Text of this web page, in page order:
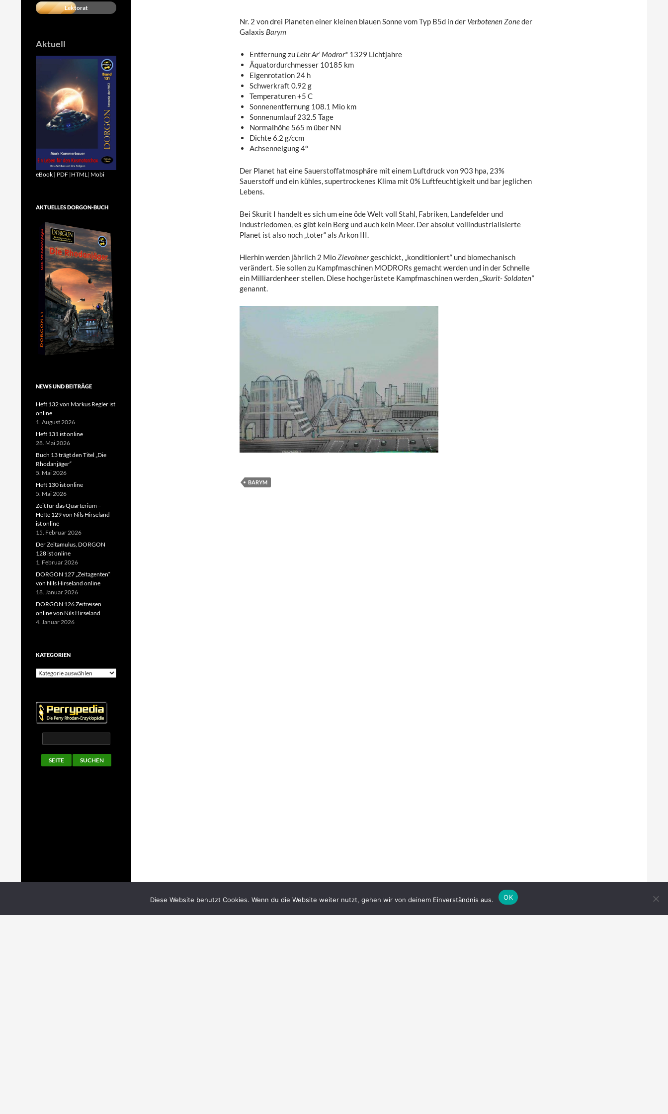
Nr. 2 von drei Planeten einer kleinen blauen Sonne vom Typ B5d in der Verbotenen Zoneder
Galaxis Barym
Entfernung zu Lehr Ar’ Modror* 1329 Lichtjahre
Äquatordurchmesser 10185 km
Eigenrotation 24 h
Schwerkraft 0.92 g
Temperaturen +5 C
Sonnenentfernung 108.1 Mio km
Sonnenumlauf 232.5 Tage
Normalhöhe 565 m über NN
Dichte 6.2 g/ccm
Achsenneigung 4°
Der Planet hat eine Sauerstoffatmosphäre mit einem Luftdruck von 903 hpa, 23%
Sauerstoff und ein kühles, supertrockenes Klima mit 0% Luftfeuchtigkeit und bar jeglichen
Lebens.
Bei Skurit I handelt es sich um eine öde Welt voll Stahl, Fabriken, Landefelder und
Industriedomen, es gibt kein Berg und auch kein Meer. Der absolut vollindustrialisierte
Planet ist also noch „toter“ als Arkon III.
Hierhin werden jährlich 2 MioZievohnergeschickt, „konditioniert“ und biomechanisch
verändert. Sie sollen zu Kampfmaschinen MODRORs gemacht werden und in der Schnelle
ein Milliardenheer stellen. Diese hochgerüstete Kampfmaschinen werden„Skurit- Soldaten“
genannt.
BARYM
Lektorat
Aktuell
eBook | PDF |HTML | Mobi
AKTUELLES DORGON-BUCH
NEWS UND BEITRÄGE
Heft 132 von Markus Regler ist
online
1. August 2026
Heft 131 ist online
28. Mai 2026
Buch 13 trägt den Titel „Die
Rhodanjäger“
5. Mai 2026
Heft 130 ist online
5. Mai 2026
Zeit für das Quarterium –
Hefte 129 von Nils Hirseland
ist online
15. Februar 2026
Der Zeitamulus, DORGON
128 ist online
1. Februar 2026
DORGON 127 „Zeitagenten“
von Nils Hirseland online
18. Januar 2026
DORGON 126 Zeitreisen
online von Nils Hirseland
4. Januar 2026
KATEGORIEN
Kategorien
Diese Website benutzt Cookies. Wenn du die Website weiter nutzt, gehen wir von deinem Einverständnis aus. OK